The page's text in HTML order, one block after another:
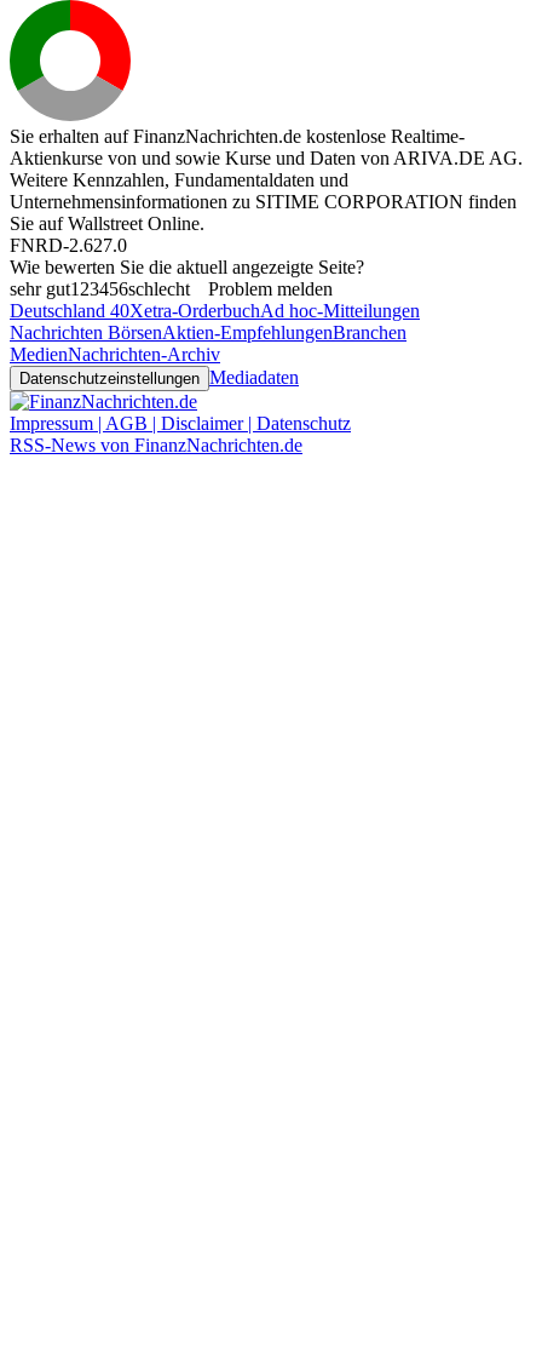
Sie erhalten auf FinanzNachrichten.de kostenlose Realtime-
Aktienkurse von und sowie Kurse und Daten von ARIVA.DE AG.
Weitere Kennzahlen, Fundamentaldaten und
Unternehmensinformationen zu SITIME CORPORATION finden
Sie aufWallstreet Online.
FNRD-2.627.0
Wie bewerten Sie die aktuell angezeigte Seite?
sehr gut1 23456schlecht
Problem melden
Deutschland 40Xetra-OrderbuchAd hoc-Mitteilungen
Nachrichten BörsenAktien-EmpfehlungenBranchen
MedienNachrichten-Archiv
Datenschutzeinstellungen Mediadaten
Impressum | AGB | Disclaimer | Datenschutz
RSS-News von FinanzNachrichten.de